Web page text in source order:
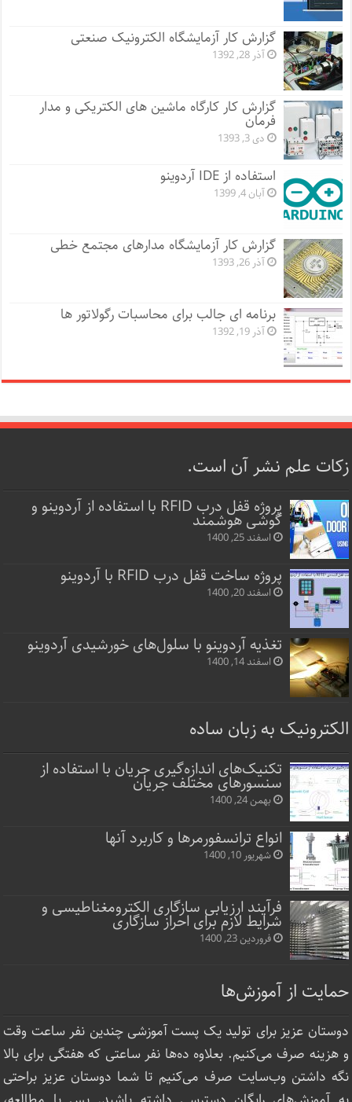
گزارش کار آزمایشگاه الکترونیک صنعتی
آذر 28, 1392
گزارش کار کارگاه ماشین های الکتریکی و مدار
فرمان
دی 3, 1393
استفاده از IDE آردوینو
آبان 4, 1399
گزارش کار آزمایشگاه مدارهای مجتمع خطی
آذر 26, 1393
برنامه ای جالب برای محاسبات رگولاتور ها
آذر 19, 1392
زکات علم نشر آن است.
پروژه قفل‌ درب RFID با استفاده از آردوینو و
گوشی هوشمند
اسفند 25, 1400
پروژه ساخت قفل‌ درب RFID با آردوینو
اسفند 20, 1400
تغذیه آردوینو با سلول‌های خورشیدی آردوینو
اسفند 14, 1400
الکترونیک به زبان ساده
تکنیک‌های اندازه‌گیری جریان با استفاده از
سنسورهای مختلف جریان
بهمن 24, 1400
انواع ترانسفورمرها و کاربرد آنها
شهریور 10, 1400
فرآیند ارزیابی سازگاری الکترومغناطیسی و
شرایط لازم برای احراز سازگاری
فروردین 23, 1400
حمایت از آموزش‌ها
دوستان عزیز برای تولید یک پست آموزشی چندین نفر ساعت‌ وقت
و هزینه صرف می‌کنیم. بعلاوه ده‌ها نفر ساعتی که هفتگی برای بالا
نگه داشتن وب‌سایت صرف ‌می‌کنیم تا شما دوستان عزیز براحتی